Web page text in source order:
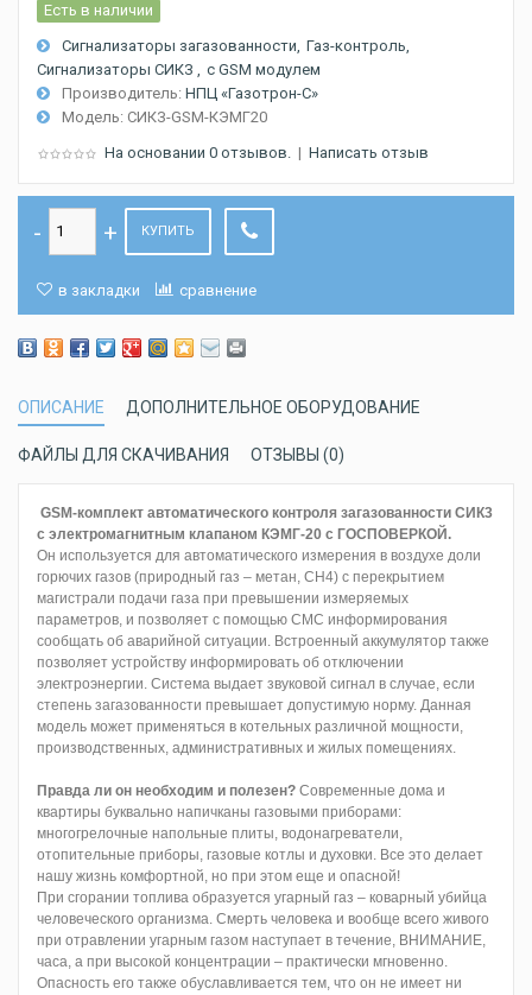
Есть в наличии
Сигнализаторы загазованности Газ-контроль
Сигнализаторы СИКЗ
c GSM модулем
Производитель: НПЦ «Газотрон-С»
Модель: СИКЗ-GSM-КЭМГ20
На основании 0 отзывов. | Написать отзыв
КУПИТЬ
в закладки сравнение
ОПИСАНИЕ ДОПОЛНИТЕЛЬНОЕ ОБОРУДОВАНИЕ
ФАЙЛЫ ДЛЯ СКАЧИВАНИЯ ОТЗЫВЫ (0)
GSM-комплект автоматического контроля загазованности СИК3
с электромагнитным клапаном КЭМГ-20 с ГОСПОВЕРКОЙ.
Он используется для автоматического измерения в воздухе доли
горючих газов (природный газ – метан, СН4) с перекрытием
магистрали подачи газа при превышении измеряемых
параметров, и позволяет с помощью СМС информирования
сообщать об аварийной ситуации. Встроенный аккумулятор также
позволяет устройству информировать об отключении
электроэнергии. Система выдает звуковой сигнал в случае, если
степень загазованности превышает допустимую норму. Данная
модель может применяться в котельных различной мощности,
производственных, административных и жилых помещениях.
Правда ли он необходим и полезен? Современные дома и
квартиры буквально напичканы газовыми приборами:
многогрелочные напольные плиты, водонагреватели,
отопительные приборы, газовые котлы и духовки. Все это делает
нашу жизнь комфортной, но при этом еще и опасной!
При сгорании топлива образуется угарный газ – коварный убийца
человеческого организма. Смерть человека и вообще всего живого
при отравлении угарным газом наступает в течение, ВНИМАНИЕ,
часа, а при высокой концентрации – практически мгновенно.
Опасность его также обуславливается тем, что он не имеет ни